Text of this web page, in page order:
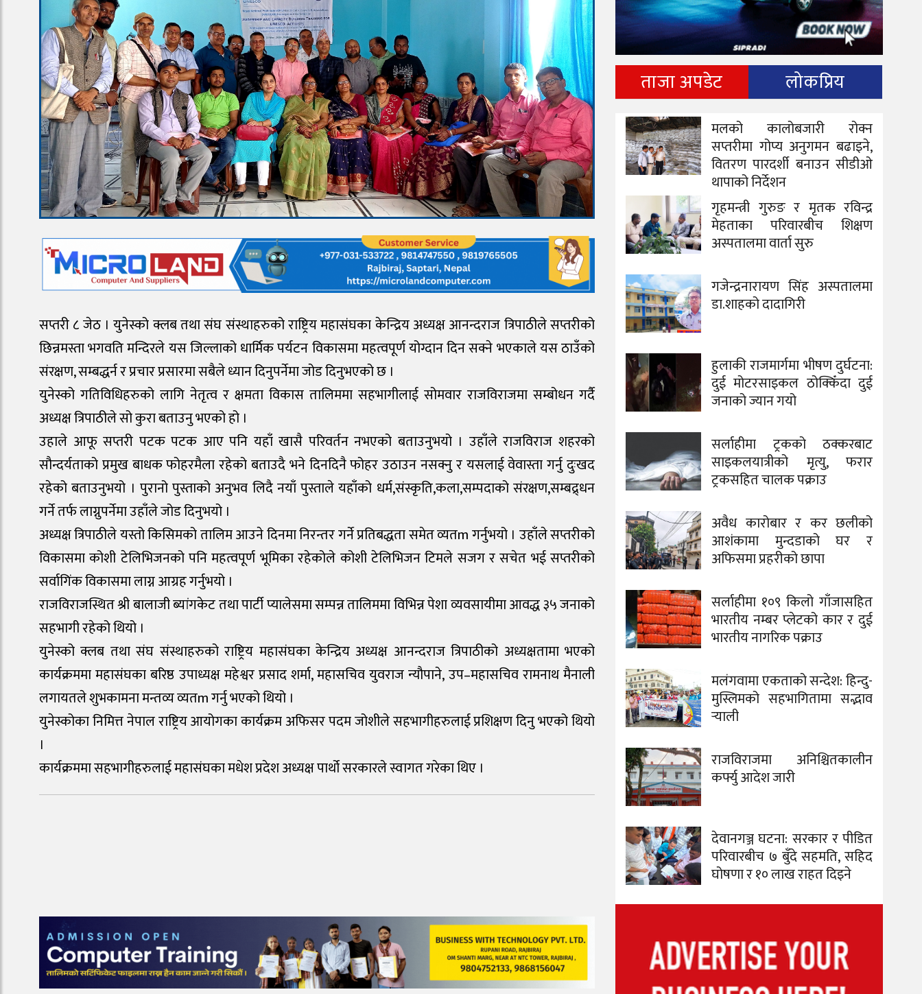
सप्तरी ८ जेठ । युनेस्को क्लब तथा संघ संस्थाहरुको राष्ट्रिय महासंघका केन्द्रिय अध्यक्ष आनन्दराज त्रिपाठीले सप्तरीको
छिन्नमस्ता भगवति मन्दिरले यस जिल्लाको धार्मिक पर्यटन विकासमा महत्वपूर्ण योग्दान दिन सक्ने भएकाले यस ठाउँको
संरक्षण, सम्बद्धर्न र प्रचार प्रसारमा सबैले ध्यान दिनुपर्नेमा जोड दिनुभएको छ ।
युनेस्को गतिविधिहरुको लागि नेतृत्व र क्षमता विकास तालिममा सहभागीलाई सोमवार राजविराजमा सम्बोधन गर्दै
अध्यक्ष त्रिपाठीले सो कुरा बताउनु भएको हो ।
उहाले आफू सप्तरी पटक पटक आए पनि यहाँ खासै परिवर्तन नभएको बताउनुभयो । उहाँले राजविराज शहरको
सौन्दर्यताको प्रमुख बाधक फोहरमैला रहेको बताउदै भने दिनदिनै फोहर उठाउन नसक्नु र यसलाई वेवास्ता गर्नु दुःखद
रहेको बताउनुभयो । पुरानो पुस्ताको अनुभव लिदै नयाँ पुस्ताले यहाँको धर्म,संस्कृति,कला,सम्पदाको संरक्षण,सम्बद्र्धन
गर्ने तर्फ लाग्नुपर्नेमा उहाँले जोड दिनुभयो ।
अध्यक्ष त्रिपाठीले यस्तो किसिमको तालिम आउने दिनमा निरन्तर गर्ने प्रतिबद्धता समेत व्यतm गर्नुभयो । उहाँले सप्तरीको
विकासमा कोशी टेलिभिजनको पनि महत्वपूर्ण भूमिका रहेकोले कोशी टेलिभिजन टिमले सजग र सचेत भई सप्तरीको
सर्वागिंक विकासमा लाग्न आग्रह गर्नुभयो ।
राजविराजस्थित श्री बालाजी ब्यांगकेट तथा पार्टी प्यालेसमा सम्पन्न तालिममा विभिन्न पेशा व्यवसायीमा आवद्ध ३५ जनाको
सहभागी रहेको थियो ।
युनेस्को क्लब तथा संघ संस्थाहरुको राष्ट्रिय महासंघका केन्द्रिय अध्यक्ष आनन्दराज त्रिपाठीको अध्यक्षतामा भएको
कार्यक्रममा महासंघका बरिष्ठ उपाध्यक्ष महेश्वर प्रसाद शर्मा, महासचिव युवराज न्यौपाने, उप–महासचिव रामनाथ मैनाली
लगायतले शुभकामना मन्तव्य व्यतm गर्नु भएको थियो ।
युनेस्कोका निमित्त नेपाल राष्ट्रिय आयोगका कार्यक्रम अफिसर पदम जोशीले सहभागीहरुलाई प्रशिक्षण दिनु भएको थियो
।
कार्यक्रममा सहभागीहरुलाई महासंघका मधेश प्रदेश अध्यक्ष पार्थो सरकारले स्वागत गरेका थिए ।
ताजा अपडेट लोकप्रिय
मलको कालोबजारी रोक्न
सप्तरीमा गोप्य अनुगमन बढाइने,
वितरण पारदर्शी बनाउन सीडीओ
थापाको निर्देशन
गृहमन्त्री गुरुङ र मृतक रविन्द्र
मेहताका परिवारबीच शिक्षण
अस्पतालमा वार्ता सुरु
गजेन्द्रनारायण सिंह अस्पतालमा
डा.शाहको दादागिरी
हुलाकी राजमार्गमा भीषण दुर्घटना:
दुई मोटरसाइकल ठोक्किँदा दुई
जनाको ज्यान गयो
सर्लाहीमा ट्रकको ठक्करबाट
साइकलयात्रीको मृत्यु, फरार
ट्रकसहित चालक पक्राउ
अवैध कारोबार र कर छलीको
आशंकामा मुन्दडाको घर र
अफिसमा प्रहरीको छापा
सर्लाहीमा १०९ किलो गाँजासहित
भारतीय नम्बर प्लेटको कार र दुई
भारतीय नागरिक पक्राउ
मलंगवामा एकताको सन्देश: हिन्दु-
मुस्लिमको सहभागितामा सद्भाव
र्‍याली
राजविराजमा अनिश्चितकालीन
कर्फ्यु आदेश जारी
देवानगञ्ज घटना: सरकार र पीडित
परिवारबीच ७ बुँदे सहमति, सहिद
घोषणा र १० लाख राहत दिइने